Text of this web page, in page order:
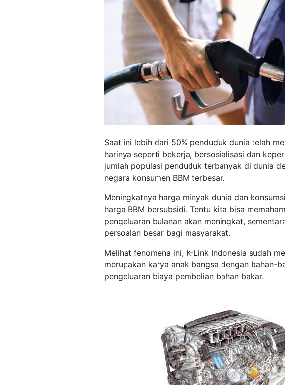
Saat ini lebih dari 50% penduduk dunia telah
harinya seperti bekerja, bersosialisasi dan
jumlah populasi penduduk terbanyak di dunia
negara konsumen BBM terbesar.
Meningkatnya harga minyak dunia dan
harga BBM bersubsidi. Tentu kita bisa
pengeluaran bulanan akan meningkat,
persoalan besar bagi masyarakat.
Melihat fenomena ini, K-Link Indonesia sudah
merupakan karya anak bangsa dengan bahan-
pengeluaran biaya pembelian bahan bakar.